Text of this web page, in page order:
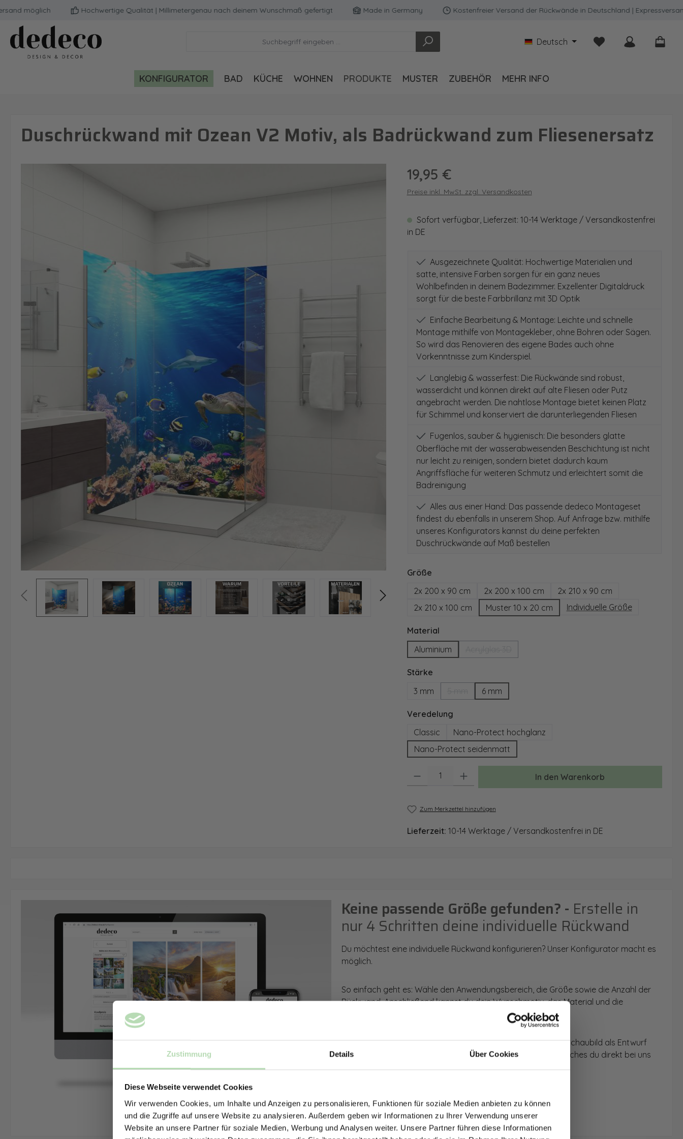
Zustimmung Details Über Cookies
Diese Webseite verwendet Cookies
Wir verwenden Cookies, um Inhalte und Anzeigen zu personalisieren, Funktionen für soziale Medien anbieten zu können
und die Zugriffe auf unsere Website zu analysieren. Außerdem geben wir Informationen zu Ihrer Verwendung unserer
Website an unsere Partner für soziale Medien, Werbung und Analysen weiter. Unsere Partner führen diese Informationen
Hauptinhalt springen
Zur Suche springen
Zur Hauptnavigation springen
möglich Hochwertige Qualität | Millimetergenau nach deinem Wunschmaß gefertigt Made in Germany Kostenfreier Versand der Rückwände in Deutschland | Expressversand
Deutsch Du hast 0 Produkte
KONFIGURATOR BAD KÜCHE WOHNEN PRODUKTE MUSTER ZUBEHÖR MEHR INFO
Duschrückwand mit Ozean V2 Motiv, als Badrückwand zum Fliesenersatz
Regulärer Preis:
19,95 €
Preise inkl. MwSt. zzgl. Versandkosten
Sofort verfügbar, Lieferzeit: 10-14 Werktage / Versandkostenfrei
in DE
Ausgezeichnete Qualität: Hochwertige Materialien und
satte, intensive Farben sorgen für ein ganz neues
Wohlbefinden in deinem Badezimmer. Exzellenter Digitaldruck
sorgt für die beste Farbbrillanz mit 3D Optik
Einfache Bearbeitung & Montage: Leichte und schnelle
Montage mithilfe von Montagekleber, ohne Bohren oder Sägen.
So wird das Renovieren des eigene Bades auch ohne
Vorkenntnisse zum Kinderspiel.
Langlebig & wasserfest: Die Rückwände sind robust,
wasserdicht und können direkt auf alte Fliesen oder Putz
angebracht werden. Die nahtlose Montage bietet keinen Platz
für Schimmel und konserviert die darunterliegenden Fliesen
Fugenlos, sauber & hygienisch: Die besonders glatte
Oberfläche mit der wasserabweisenden Beschichtung ist nicht
nur leicht zu reinigen, sondern bietet dadurch kaum
Angriffsfläche für weiteren Schmutz und erleichtert somit die
Badreinigung
Alles aus einer Hand: Das passende dedeco Montageset
findest du ebenfalls in unserem Shop. Auf Anfrage bzw. mithilfe
unseres Konfigurators kannst du deine perfekten
Duschrückwände auf Maß bestellen
Größeauswählen
2x 200 x 90 cm
2x 200 x 100 cm
2x 210 x 90 cm
2x 210 x 100 cm
Muster 10 x 20 cm Individuelle Größe
Materialauswählen
Aluminium
Stärkeauswählen
3 mm
(Diese Option ist zurzeit nicht verfügbar.)
6 mm
Veredelungauswählen
Classic
Nano-Protect hochglanz
Nano-Protect seidenmatt
Produkt Anzahl: Gib den gewünschten Wert ein oder benutze die Schaltflächen
In den Warenkorb
Zum Merkzettel hinzufügen
Lieferzeit: 10-14 Werktage / Versandkostenfrei in DE
Keine passende Größe gefunden? - Erstelle in
nur 4 Schritten deine individuelle Rückwand
Du möchtest eine individuelle Rückwand konfigurieren? Unser Konfigurator macht es
möglich.
So einfach geht es: Wähle den Anwendungsbereich, die Größe sowie die Anzahl der
Rückwand. Anschließend kannst du dein Wunschmotiv, das Material und die
Mithilfe unseres Konfigurators werden dir die Rückwände im Schaubild als Entwurf
dargestellt. Parallel erhältst du dein individuelles Angebot, welches du direkt bei uns
bestellen kannst.
Zum Konfigurator
Jetzt zum Newsletter anmelden.